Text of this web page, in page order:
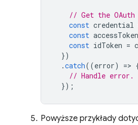
// Get the OAuth
const credential
const accessToken
const idToken =
})
.catch((error) =>
// Handle error.
});
Powyższe przykłady